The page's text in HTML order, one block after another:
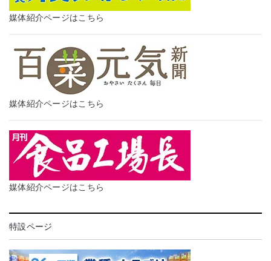
媒体紹介ページはこちら
媒体紹介ページはこちら
媒体紹介ページはこちら
特設ページ